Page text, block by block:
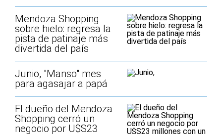
Mendoza Shopping
sobre hielo: regresa la
pista de patinaje más
divertida del país
Junio, "Manso" mes
para agasajar a papá
El dueño del Mendoza
Shopping cerró un
negocio por U$S23